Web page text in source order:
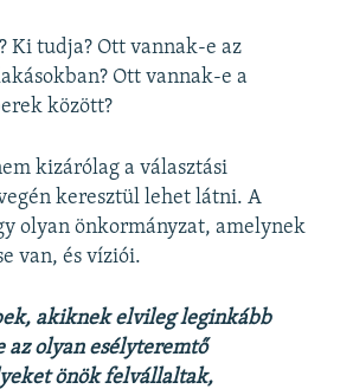
Ki tudja? Ott vannak-e az
Ott vannak-e a
között?
kizárólag a választási
keresztül lehet látni. A
olyan önkormányzat, amelynek
van, és víziói.
akiknek elvileg leginkább
olyan esélyteremtő
önök felvállaltak,